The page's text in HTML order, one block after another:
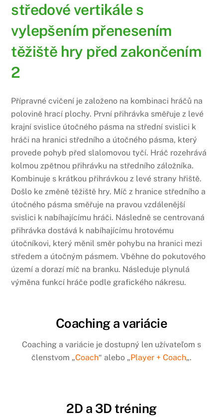
středové vertikále s
vylepšením přenesením
těžiště hry před zakončením
2
Přípravné cvičení je založeno na kombinaci hráčů na
polovině hrací plochy. První přihrávka směřuje z levé
krajní svislice útočného pásma na střední svislici k
hráči na hranici středního a útočného pásma, který
provede pohyb před slalomovou tyčí. Hráč rozehrává
kolmou zpětnou přihrávku na středního záložníka.
Kombinuje s krátkou přihrávkou z levé strany hřiště.
Došlo ke změně těžiště hry. Míč z hranice středního a
útočného pásma směřuje na pravou vzdálenější
svislici k nabíhajícímu hráči. Následně se centrovaná
přihrávka dostává k nabíhajícímu hrotovému
útočníkovi, který měnil směr pohybu na hranici mezi
středem a útočným pásmem. Vběhne do pokutového
území a dorazí míč na branku. Následuje plynulá
výměna funkcí hráče podle grafického nákresu.
Coaching a variácie
Coaching a variácie je dostupný len užívateľom s
členstvom „Coach“ alebo „Player + Coach„.
2D a 3D tréning